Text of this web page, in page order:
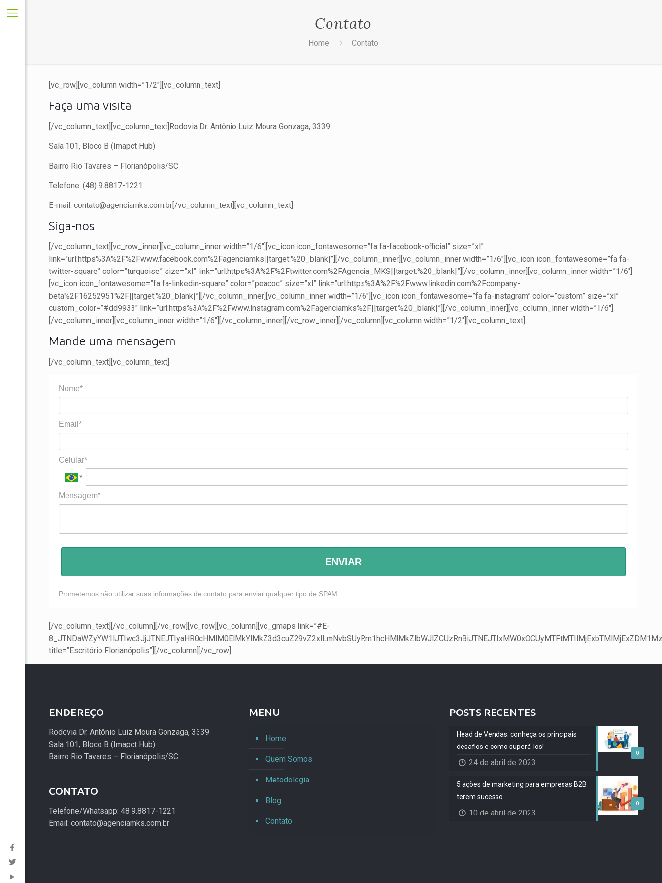
Contato
Home Contato
[vc_row][vc_column width=”1/2″][vc_column_text]
Faça uma visita
[/vc_column_text][vc_column_text]Rodovia Dr. Antônio Luiz Moura Gonzaga, 3339
Sala 101, Bloco B (Imapct Hub)
Bairro Rio Tavares – Florianópolis/SC
Telefone: (48) 9.8817-1221
E-mail: contato@agenciamks.com.br[/vc_column_text][vc_column_text]
Siga-nos
[/vc_column_text][vc_row_inner][vc_column_inner width=”1/6″][vc_icon icon_fontawesome=”fa fa-facebook-official” size=”xl”
link=”url:https%3A%2F%2Fwww.facebook.com%2Fagenciamks||target:%20_blank|”][/vc_column_inner][vc_column_inner width=”1/6″][vc_icon icon_fontawesome=”fa fa-
twitter-square” color=”turquoise” size=”xl” link=”url:https%3A%2F%2Ftwitter.com%2FAgencia_MKS||target:%20_blank|”][/vc_column_inner][vc_column_inner width=”1/6″]
[vc_icon icon_fontawesome=”fa fa-linkedin-square” color=”peacoc” size=”xl” link=”url:https%3A%2F%2Fwww.linkedin.com%2Fcompany-
beta%2F16252951%2F||target:%20_blank|”][/vc_column_inner][vc_column_inner width=”1/6″][vc_icon icon_fontawesome=”fa fa-instagram” color=”custom” size=”xl”
custom_color=”#dd9933″ link=”url:https%3A%2F%2Fwww.instagram.com%2Fagenciamks%2F||target:%20_blank|”][/vc_column_inner][vc_column_inner width=”1/6″]
[/vc_column_inner][vc_column_inner width=”1/6″][/vc_column_inner][/vc_row_inner][/vc_column][vc_column width=”1/2″][vc_column_text]
Mande uma mensagem
[/vc_column_text][vc_column_text]
Nome*
Email*
Celular*
Mensagem*
ENVIAR
Prometemos não utilizar suas informações de contato para enviar qualquer tipo de SPAM.
[/vc_column_text][/vc_column][/vc_row][vc_row][vc_column][vc_gmaps link=”#E-
title=”Escritório Florianópolis”][/vc_column][/vc_row]
ENDEREÇO
Rodovia Dr. Antônio Luiz Moura Gonzaga, 3339
Sala 101, Bloco B (Imapct Hub)
Bairro Rio Tavares – Florianópolis/SC
CONTATO
Telefone/Whatsapp: 48 9.8817-1221
Email: contato@agenciamks.com.br
MENU
Home
Quem Somos
Metodologia
Blog
Contato
POSTS RECENTES
0
Head de Vendas: conheça os principais
desafios e como superá-los!
24 de abril de 2023
0
5 ações de marketing para empresas B2B
terem sucesso
10 de abril de 2023